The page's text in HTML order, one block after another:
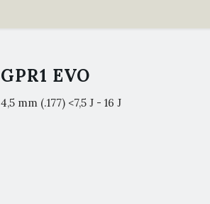
GPR1 EVO
4,5 mm (.177) <7,5 J - 16 J